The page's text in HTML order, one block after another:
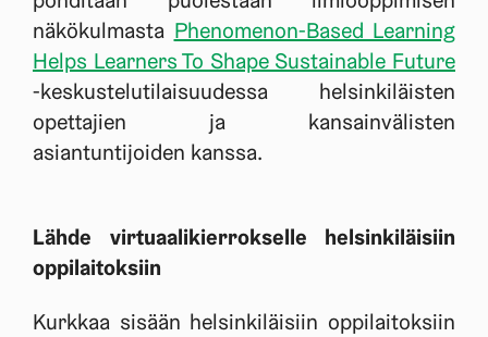
näkökulmasta Phenomenon-Based Learning
Helps Learners To Shape Sustainable Future
-keskustelutilaisuudessa helsinkiläisten
opettajien ja kansainvälisten
asiantuntijoiden kanssa.
Lähde virtuaalikierrokselle helsinkiläisiin
oppilaitoksiin
Kurkkaa sisään helsinkiläisiin oppilaitoksiin